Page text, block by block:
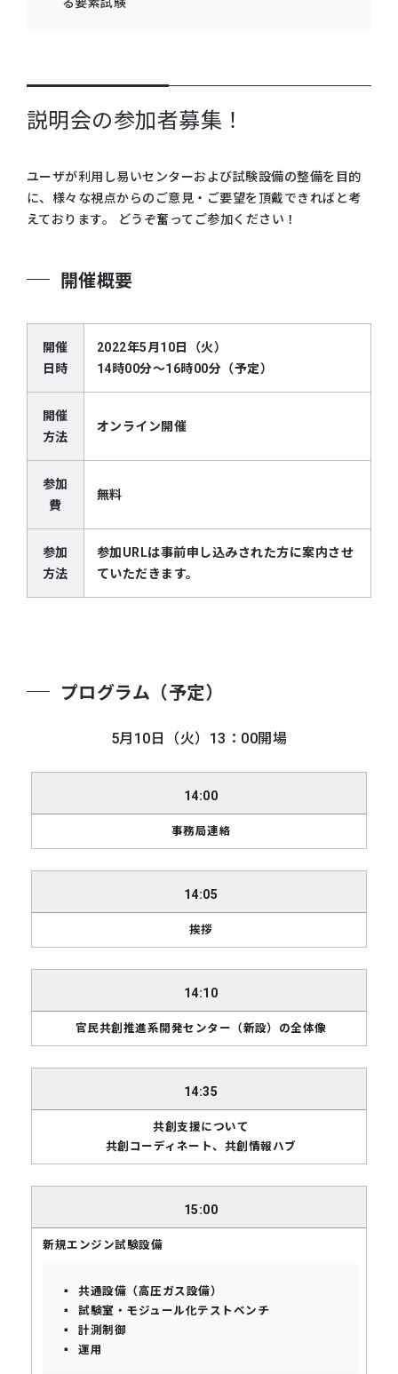
説明会の参加者募集！
ユーザが利用し易いセンターおよび試験設備の整備を目的
に、様々な視点からのご意見・ご要望を頂戴できればと考
えております。 どうぞ奮ってご参加ください！
開催概要
開催
日時
2022年5月10日（火）
14時00分～16時00分（予定）
開催
方法
オンライン開催
参加
費
無料
参加
方法
参加URLは事前申し込みされた方に案内させ
ていただきます。
プログラム（予定）
5月10日（火）13：00開場
始
14:00
事務局連絡
14:05
挨拶
14:10
官民共創推進系開発センター（新設）の全体像
14:35
共創支援について
共創コーディネート、共創情報ハブ
15:00
新規エンジン試験設備
共通設備（高圧ガス設備）
試験室・モジュール化テストベンチ
計測制御
運用